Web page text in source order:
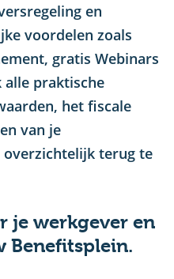
en
voordelen zoals
gratis Webinars
alle praktische
het fiscale
van je
terug te
je werkgever en
Benefitsplein.